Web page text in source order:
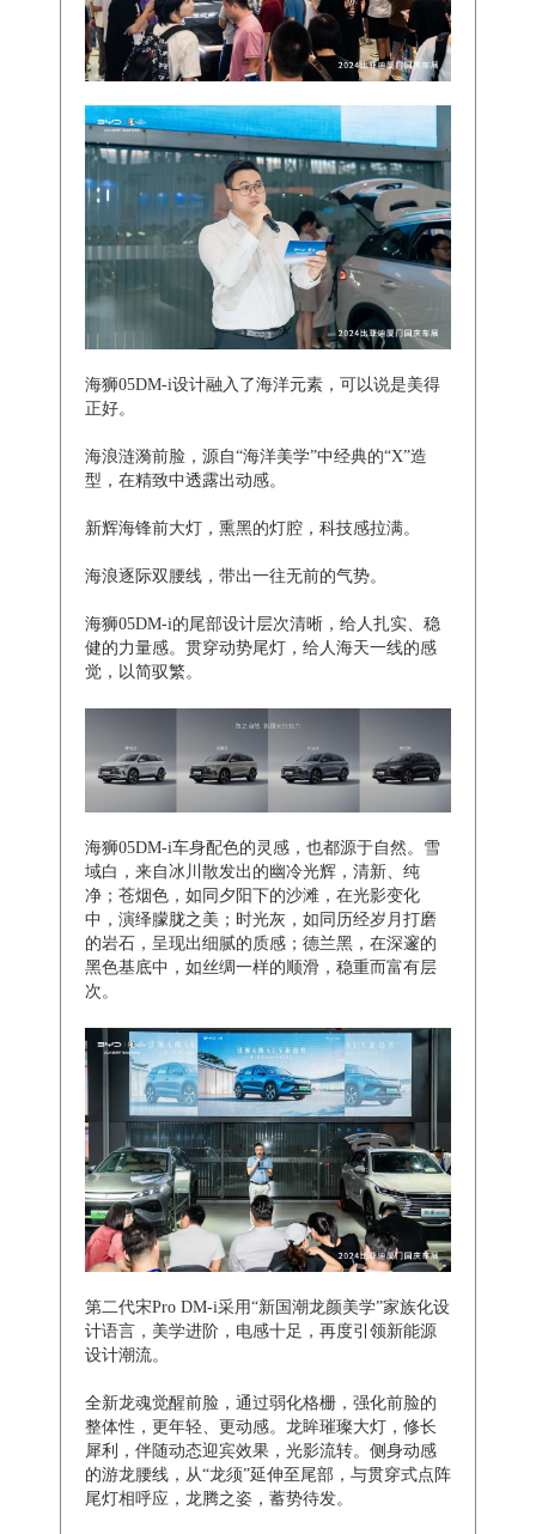
海狮05DM-i设计融入了海洋元素，可以说是美得
正好。
海浪涟漪前脸，源自“海洋美学”中经典的“X”造
型，在精致中透露出动感。
新辉海锋前大灯，熏黑的灯腔，科技感拉满。
海浪逐际双腰线，带出一往无前的气势。
海狮05DM-i的尾部设计层次清晰，给人扎实、稳
健的力量感。贯穿动势尾灯，给人海天一线的感
觉，以简驭繁。
海狮05DM-i车身配色的灵感，也都源于自然。雪
域白，来自冰川散发出的幽冷光辉，清新、纯
净；苍烟色，如同夕阳下的沙滩，在光影变化
中，演绎朦胧之美；时光灰，如同历经岁月打磨
的岩石，呈现出细腻的质感；德兰黑，在深邃的
黑色基底中，如丝绸一样的顺滑，稳重而富有层
次。
第二代宋Pro DM-i采用“新国潮龙颜美学”家族化设
计语言，美学进阶，电感十足，再度引领新能源
设计潮流。
全新龙魂觉醒前脸，通过弱化格栅，强化前脸的
整体性，更年轻、更动感。龙眸璀璨大灯，修长
犀利，伴随动态迎宾效果，光影流转。侧身动感
的游龙腰线，从“龙须”延伸至尾部，与贯穿式点阵
尾灯相呼应，龙腾之姿，蓄势待发。